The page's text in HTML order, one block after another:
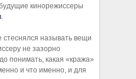
кинорежиссеры
.
называть вещи
не зазорно
понимать, какая «кража»
и что именно, и для